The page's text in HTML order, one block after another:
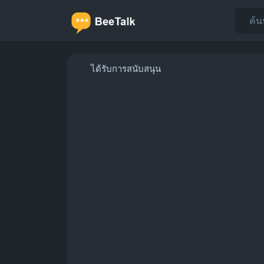
ได้รับการสนับสนุน